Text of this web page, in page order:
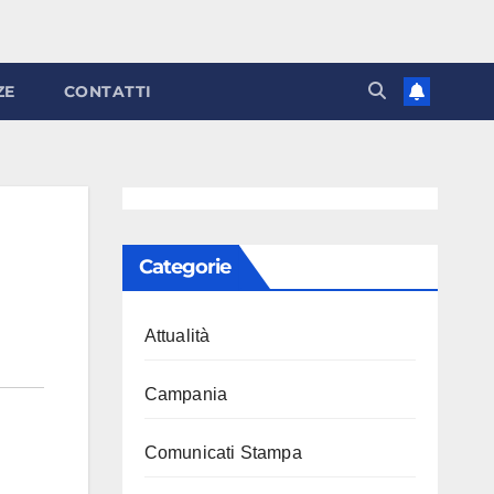
CONTATTI
Categorie
Attualità
Campania
Comunicati Stampa